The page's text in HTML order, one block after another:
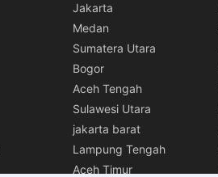
Jakarta
Medan
Sumatera Utara
Bogor
Aceh Tengah
Sulawesi Utara
jakarta barat
Lampung Tengah
Aceh Timur